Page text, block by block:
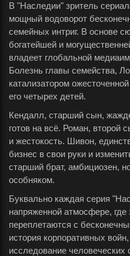
В "Наследии" зритель
мощный водоворот
семейных интриг. В основе
богатейшей и
владеет глобальной
Болезнь главы семейства,
катализатором
его четырех детей.
Кендалл, старший сын,
готов на всё. Роман, второй
и жестокость. Шивон,
бизнес в свои руки и
старший брат, амбициозен,
особняком.
Буквально каждая серия
напряженной атмосфере, где
переплетаются с
история корпоративных
исследование